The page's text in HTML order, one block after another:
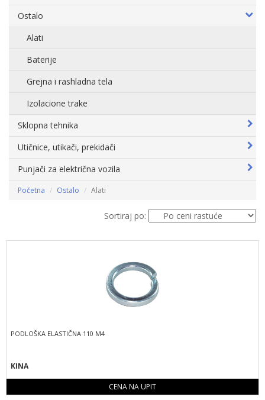
Ostalo
Alati
Baterije
Grejna i rashladna tela
Izolacione trake
Sklopna tehnika
Utičnice, utikači, prekidači
Punjači za električna vozila
Početna Ostalo Alati
Sortiraj po:
PODLOŠKA ELASTIČNA 110 M4
KINA
CENA NA UPIT